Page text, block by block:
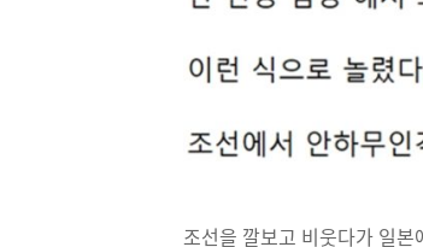
조선을 깔보고 비웃다가 일